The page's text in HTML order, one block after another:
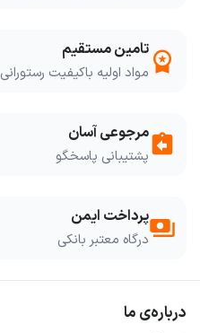
workspace_premium تامین مستقیم
مواد اولیه باکیفیت رستورانی
assignment_returnمرجوعی آسان
پشتیبانی پاسخگو
paymentsپرداخت ایمن
درگاه معتبر بانکی
درباره‌ی ما